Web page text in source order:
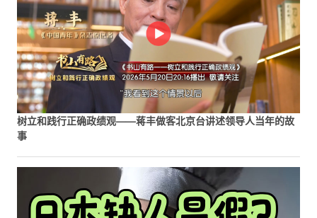
树立和践行正确政绩观——蒋丰做客北京台讲述领导人当年的故
事